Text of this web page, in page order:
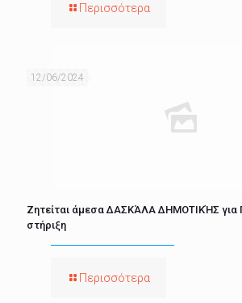
Περισσότερα
12/06/2024
Ζητείται άμεσα ΔΑΣΚΆΛΑ ΔΗΜΟΤΙΚΉΣ για
στήριξη
Περισσότερα